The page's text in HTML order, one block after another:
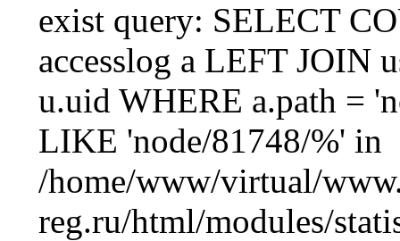
exist query: SELECT
accesslog a LEFT JOIN
u.uid WHERE a.path =
LIKE 'node/81748/%' in
/home/www/virtual/
reg.ru/html/modules/